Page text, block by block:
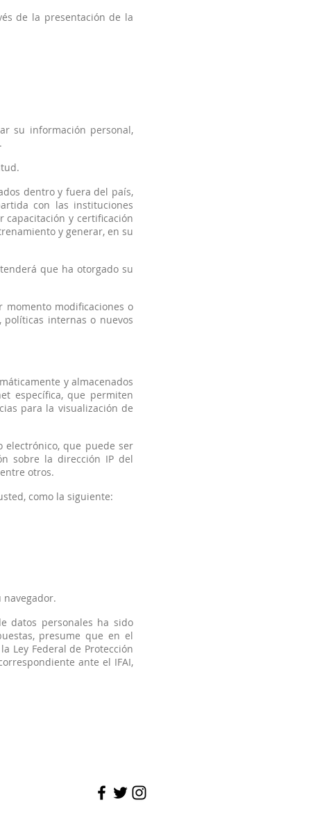
de la presentación de la
su información personal,
dentro y fuera del país,
con las instituciones
capacitación y certificación
y generar, en su
que ha otorgado su
momento modificaciones o
políticas internas o nuevos
y almacenados
específica, que permiten
para la visualización de
electrónico, que puede ser
sobre la dirección IP del
otros.
como la siguiente:
navegador.
datos personales ha sido
presume que en el
Ley Federal de Protección
ante el IFAI,